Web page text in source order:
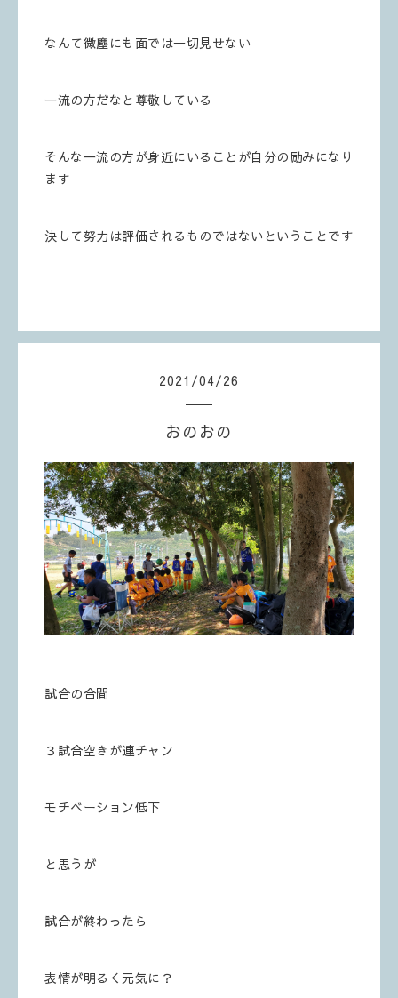
なんて微塵にも面では一切見せない
一流の方だなと尊敬している
そんな一流の方が身近にいることが自分の励みになり
ます
決して努力は評価されるものではないということです
2021 /04/26
おのおの
試合の合間
３試合空きが連チャン
モチベーション低下
と思うが
試合が終わったら
表情が明るく元気に？